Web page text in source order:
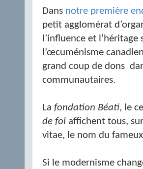
Dans notre première
petit agglomérat
l’influence et l’héritage
l’œcuménisme
grand coup de dons
communautaires.
La fondation Béati, le
de foi affichent tous,
vitae, le nom du fameux
Si le modernisme